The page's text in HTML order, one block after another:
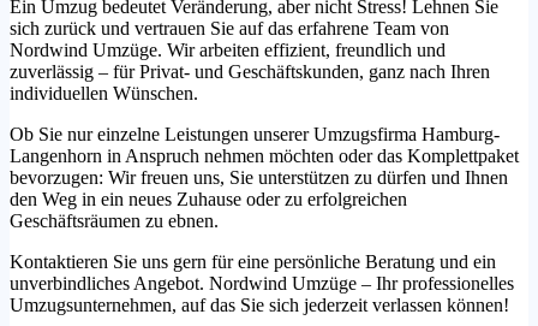
Ein Umzug bedeutet Veränderung, aber nicht Stress! Lehnen Sie
sich zurück und vertrauen Sie auf das erfahrene Team von
Nordwind Umzüge. Wir arbeiten effizient, freundlich und
zuverlässig – für Privat- und Geschäftskunden, ganz nach Ihren
individuellen Wünschen.
Ob Sie nur einzelne Leistungen unserer Umzugsfirma Hamburg-
Langenhorn in Anspruch nehmen möchten oder das Komplettpaket
bevorzugen: Wir freuen uns, Sie unterstützen zu dürfen und Ihnen
den Weg in ein neues Zuhause oder zu erfolgreichen
Geschäftsräumen zu ebnen.
Kontaktieren Sie uns gern für eine persönliche Beratung und ein
unverbindliches Angebot. Nordwind Umzüge – Ihr professionelles
Umzugsunternehmen, auf das Sie sich jederzeit verlassen können!